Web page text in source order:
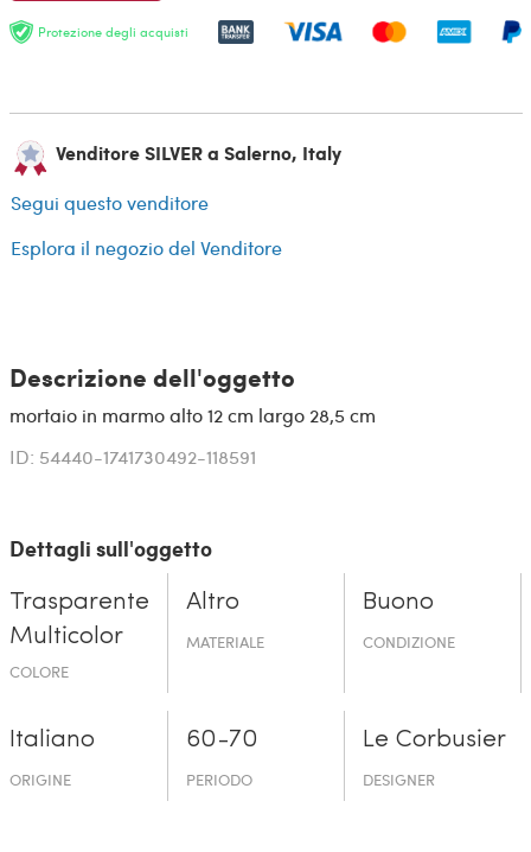
Protezione degli acquisti
Venditore SILVER a Salerno, Italy
Segui questo venditore
Esplora il negozio del Venditore
Descrizione dell'oggetto
mortaio in marmo alto 12 cm largo 28,5 cm
ID: 54440-1741730492-118591
Dettagli sull'oggetto
Trasparente
Multicolor
COLORE
Altro
MATERIALE
Buono
CONDIZIONE
Italiano
ORIGINE
60-70
PERIODO
Le Corbusier
DESIGNER